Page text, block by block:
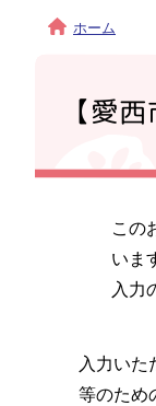
ホーム
【愛
この
いま
入力
入力いた
等のため